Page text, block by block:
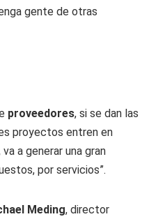
gente de otras
proveedores, si se dan las
proyectos entren en
a generar una gran
por servicios”.
Meding, director